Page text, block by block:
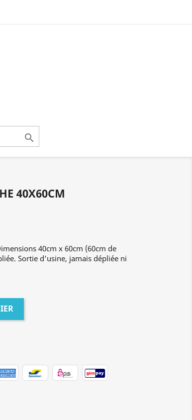

40X60CM
40cm x 60cm (60cm de
Sortie d'usine, jamais dépliée ni